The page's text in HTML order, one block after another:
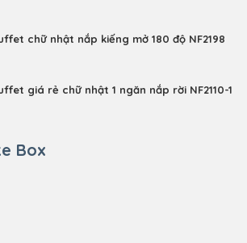
chữ nhật nắp kiếng mở 180 độ NF2198
giá rẻ chữ nhật 1 ngăn nắp rời NF2110-1
Box